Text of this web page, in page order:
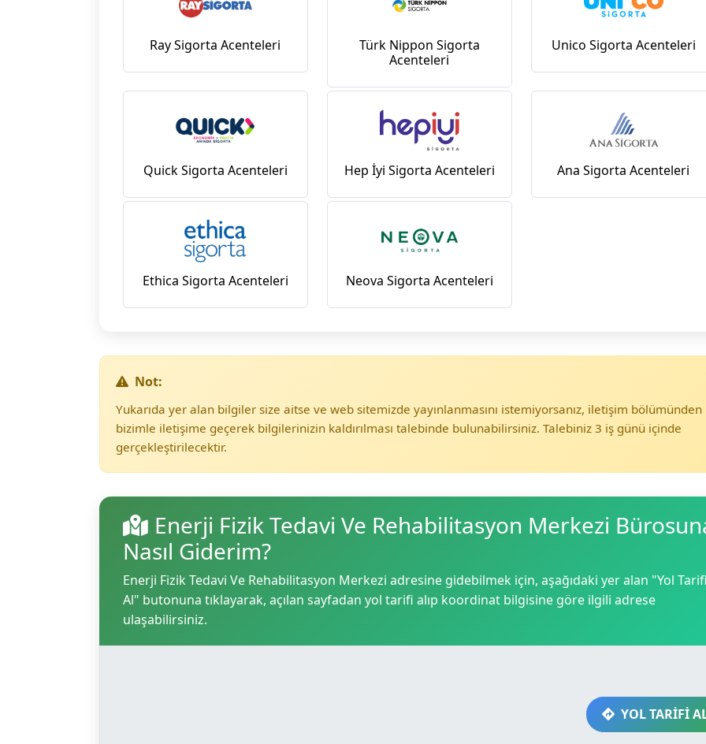
Ray Sigorta Acenteleri
Türk Nippon Sigorta
Acenteleri
Unico Sigorta Acenteleri
Quick Sigorta Acenteleri Hep İyi Sigorta Acenteleri Ana Sigorta Acenteleri
Ethica Sigorta Acenteleri Neova Sigorta Acenteleri
Not:
Yukarıda yer alan bilgiler size aitse ve web sitemizde yayınlanmasını istemiyorsanız, iletişim bölümünden
bizimle iletişime geçerek bilgilerinizin kaldırılması talebinde bulunabilirsiniz. Talebiniz 3 iş günü içinde
gerçekleştirilecektir.
Enerji Fizik Tedavi Ve Rehabilitasyon Merkezi
Nasıl Giderim?
Enerji Fizik Tedavi Ve Rehabilitasyon Merkezi adresine gidebilmek için, aşağıdaki yer alan "Yol
Al" butonuna tıklayarak, açılan sayfadan yol tarifi alıp koordinat bilgisine göre ilgili adrese
ulaşabilirsiniz.
YOL TARİFİ